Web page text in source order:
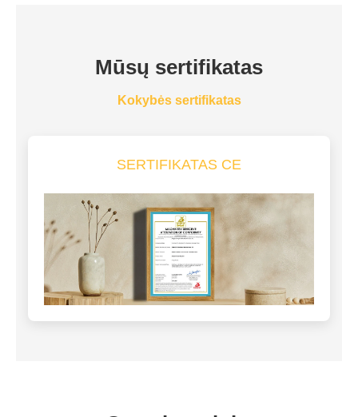
Mūsų sertifikatas
Kokybės sertifikatas
SERTIFIKATAS CE